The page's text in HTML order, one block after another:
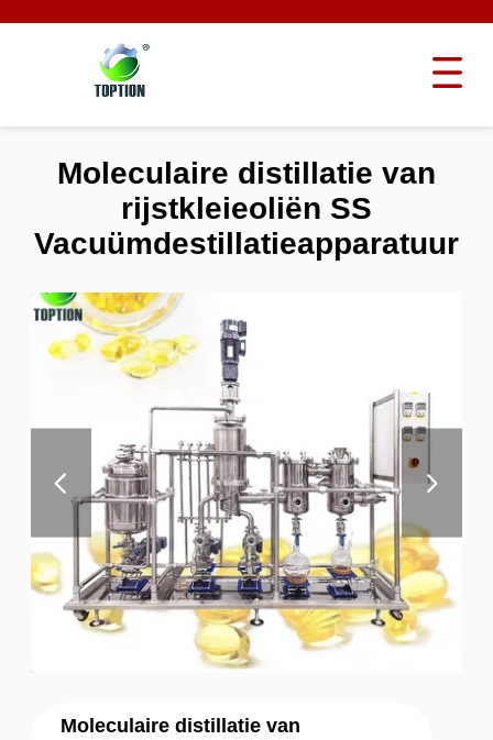
Moleculaire distillatie van
Moleculaire distillatie van
rijstkleieoliën SS
Vacuümdestillatieapparatuur